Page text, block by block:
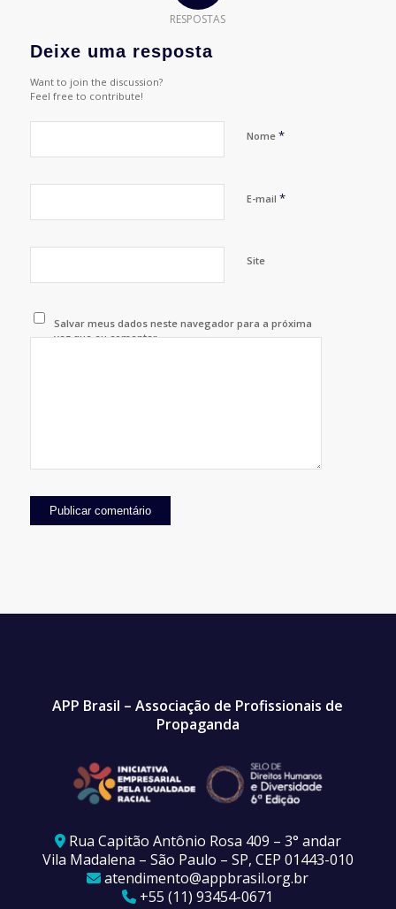
RESPOSTAS
Deixe uma resposta
Want to join the discussion?
Feel free to contribute!
Nome *
E-mail *
Site
Salvar meus dados neste navegador para a próxima
vez que eu comentar.
APP Brasil – Associação de Profissionais de
Propaganda
Rua Capitão Antônio Rosa 409 – 3° andar
Vila Madalena – São Paulo – SP, CEP 01443-010
atendimento@appbrasil.org.br
+55 (11) 93454-0671